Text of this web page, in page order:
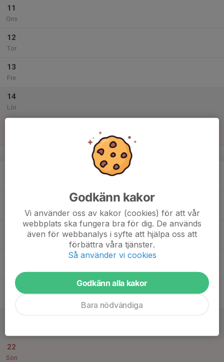
11
Ons
12
Tor
13
Fre
14
Lör
v.47
20
22
Sön
Godkänn kakor
Vi använder oss av kakor (cookies) för att vår
webbplats ska fungera bra för dig. De används
även för webbanalys i syfte att hjälpa oss att
förbättra våra tjänster.
Så använder vi cookies
Godkänn alla kakor
Bara nödvändiga